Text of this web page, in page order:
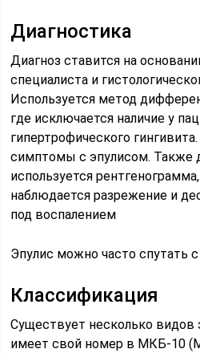
Диагностика
Диагноз ставится на
специалиста и
Используется метод
где исключается наличие у
гипертрофического
симптомы с эпулисом. Также
используется
наблюдается разрежение и
под воспалением
Эпулис можно часто спутать
Классификация
Существует несколько видов
имеет свой номер в МКБ-10